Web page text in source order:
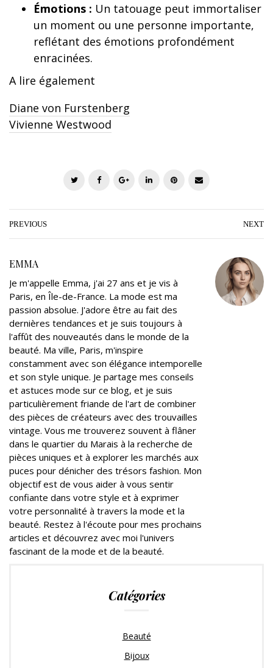
Émotions : Un tatouage peut immortaliser
un moment ou une personne importante,
reflétant des émotions profondément
enracinées.
A lire également
Diane von Furstenberg
Vivienne Westwood
i
t
c
b
k
o
l
n
e
n
n
e
a
l
PREVIOUS NEXT
EMMA
Je m'appelle Emma, j'ai 27 ans et je vis à
Paris, en Île-de-France. La mode est ma
passion absolue. J'adore être au fait des
dernières tendances et je suis toujours à
l'affût des nouveautés dans le monde de la
beauté. Ma ville, Paris, m'inspire
constamment avec son élégance intemporelle
et son style unique. Je partage mes conseils
et astuces mode sur ce blog, et je suis
particulièrement friande de l'art de combiner
des pièces de créateurs avec des trouvailles
vintage. Vous me trouverez souvent à flâner
dans le quartier du Marais à la recherche de
pièces uniques et à explorer les marchés aux
puces pour dénicher des trésors fashion. Mon
objectif est de vous aider à vous sentir
confiante dans votre style et à exprimer
votre personnalité à travers la mode et la
beauté. Restez à l'écoute pour mes prochains
articles et découvrez avec moi l'univers
fascinant de la mode et de la beauté.
Catégories
Beauté
Bijoux